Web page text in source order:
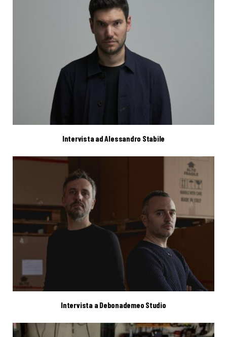
Intervista ad Alessandro Stabile
Intervista a Debonademeo Studio